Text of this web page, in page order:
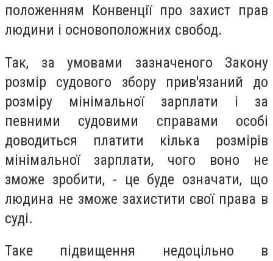
положенням Конвенції про захист прав
людини і основоположних свобод.
Так, за умовами зазначеного Закону
розмір судового збору прив'язаний до
розміру мінімальної зарплати і за
певними судовими справами особі
доводиться платити кілька розмірів
мінімальної зарплати, чого воно не
зможе зробити, - це буде означати, що
людина не зможе захистити свої права в
суді.
Таке підвищення недоцільно в